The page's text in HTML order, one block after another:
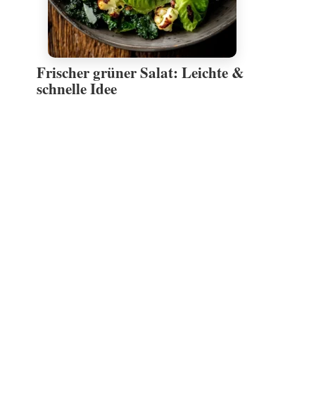
Frischer grüner Salat: Leichte &
schnelle Idee